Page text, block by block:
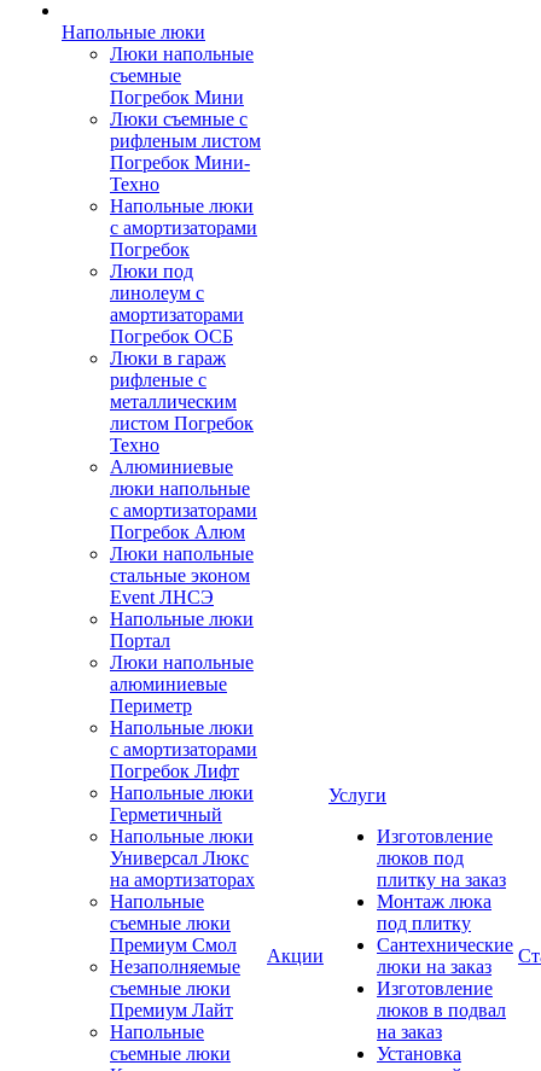
Напольные люки
Люки напольные
съемные
Погребок Мини
Люки съемные с
рифленым листом
Погребок Мини-
Техно
Напольные люки
с амортизаторами
Погребок
Люки под
линолеум с
амортизаторами
Погребок ОСБ
Люки в гараж
рифленые с
металлическим
листом Погребок
Техно
Алюминиевые
люки напольные
с амортизаторами
Погребок Алюм
Люки напольные
стальные эконом
Event ЛНСЭ
Напольные люки
Портал
Люки напольные
алюминиевые
Периметр
Напольные люки
с амортизаторами
Погребок Лифт
Напольные люки
Герметичный
Напольные люки
Универсал Люкс
на амортизаторах
Напольные
съемные люки
Премиум Смол
Незаполняемые
съемные люки
Премиум Лайт
Напольные
съемные люки
Акции
Услуги
Изготовление
люков под
плитку на заказ
Монтаж люка
под плитку
Сантехнические
люки на заказ
Изготовление
люков в подвал
на заказ
Установка